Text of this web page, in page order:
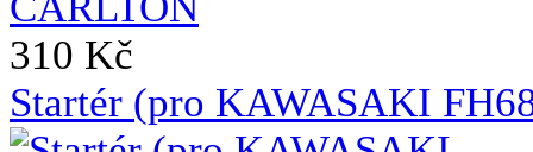
310 Kč
Startér (pro KAWASAKI